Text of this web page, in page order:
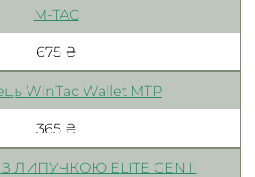
M-TAC
675 ₴
WinTac Wallet МТР
365 ₴
ЛИПУЧКОЮ ELITE GEN.II